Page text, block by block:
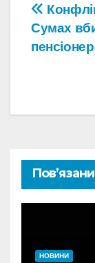
Сумах
НОВИНИ